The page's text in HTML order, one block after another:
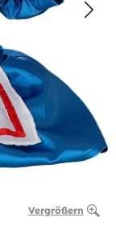
Vergrößern